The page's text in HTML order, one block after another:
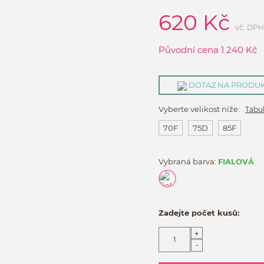
620 Kč vč. DPH
Původní cena 1 240 Kč
DOTAZ NA
Vyberte velikost níže:
70F 75D 85F
Vybraná barva: FIALOVÁ
Zadejte počet kusů:
+
-